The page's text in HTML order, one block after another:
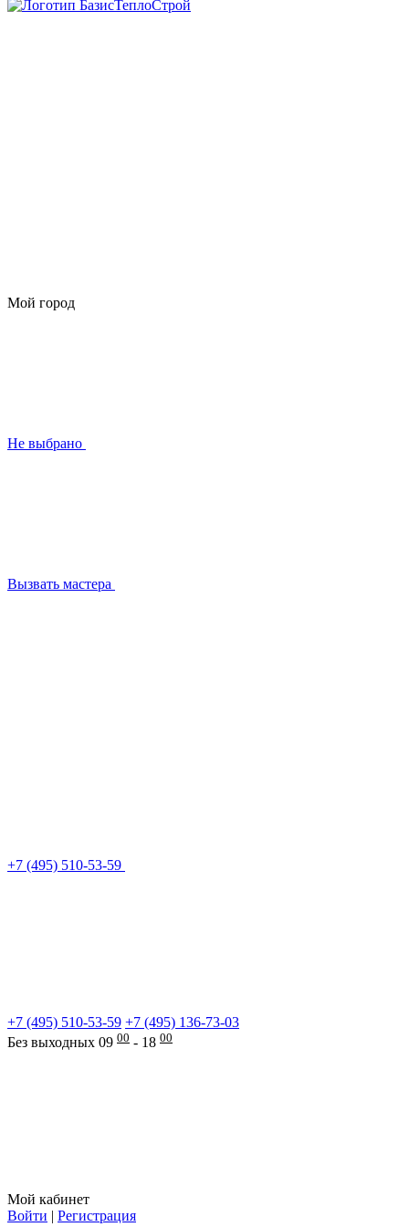
Мой город
Не выбрано
Вызвать мастера
+7 (495) 510-53-59
+7 (495) 510-53-59 +7 (495) 136-73-03
Без выходных 09 00 - 18 00
Мой кабинет
Войти | Регистрация